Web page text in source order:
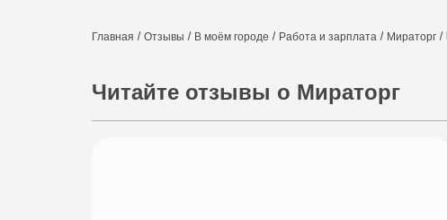
Главная Отзывы В моём городе Работа и зарплата Мираторг
Читайте отзывы о Мираторг